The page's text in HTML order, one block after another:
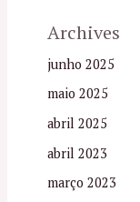
Archives
junho 2025
maio 2025
abril 2025
abril 2023
março 2023